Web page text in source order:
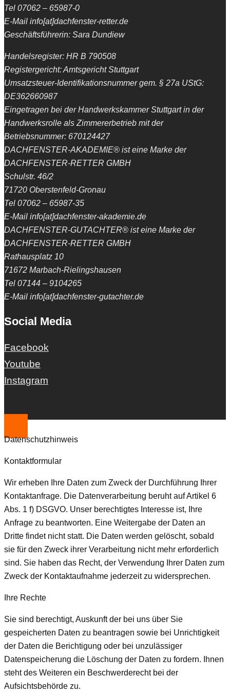
Tel 07062 – 65987-0
E-Mail info[at]dachfenster-retter.de
Geschäftsführerin: Sara Dundiew
Handelsregister: HR B 790508
Registergericht: Amtsgericht Stuttgart
Umsatzsteuer-Identifikationsnummer gem. § 27a UStG:
DE362660987
Eingetragen bei der Handwerkskammer Stuttgart in der
Handwerksrolle als Zimmererbetrieb mit der
Betriebsnummer: 670124427
DACHFENSTER-AKADEMIE® ist eine Marke der
DACHFENSTER-RETTER GMBH
Schulstr. 46/2
71720 Oberstenfeld-Gronau
Tel 07062 – 65987-35
E-Mail info[at]dachfenster-akademie.de
DACHFENSTER-GUTACHTER® ist eine Marke der
DACHFENSTER-RETTER GMBH
Rathausplatz 10
71672 Marbach-Rielingshausen
Tel 07144 – 9104265
E-Mail info[at]dachfenster-gutachter.de
Social Media
Facebook
Youtube
Instagram
Datenschutzhinweis
Kontaktformular
Wir erheben Ihre Daten zum Zweck der Durchführung Ihrer
Kontaktanfrage. Die Datenverarbeitung beruht auf Artikel 6
Abs. 1 f) DSGVO. Unser berechtigtes Interesse ist, Ihre
Anfrage zu beantworten. Eine Weitergabe der Daten an
Dritte findet nicht statt. Die Daten werden gelöscht, sobald
sie für den Zweck ihrer Verarbeitung nicht mehr erforderlich
sind. Sie haben das Recht, der Verwendung Ihrer Daten zum
Zweck der Kontaktaufnahme jederzeit zu widersprechen.
Ihre Rechte
Sie sind berechtigt, Auskunft der bei uns über Sie
gespeicherten Daten zu beantragen sowie bei Unrichtigkeit
der Daten die Berichtigung oder bei unzulässiger
Datenspeicherung die Löschung der Daten zu fordern. Ihnen
steht des Weiteren ein Beschwerderecht bei der
Aufsichtsbehörde zu.